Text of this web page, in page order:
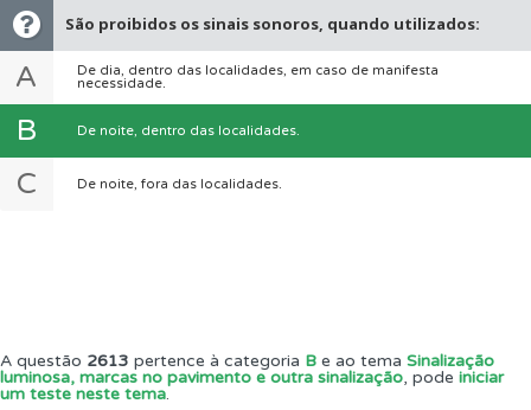
São proibidos os sinais sonoros, quando utilizados:
A
De dia, dentro das localidades, em caso de manifesta
necessidade.
B De noite, dentro das localidades.
C De noite, fora das localidades.
A questão 2613 pertence à categoria B e ao tema Sinalização
luminosa, marcas no pavimento e outra sinalização, pode iniciar
um teste neste tema.